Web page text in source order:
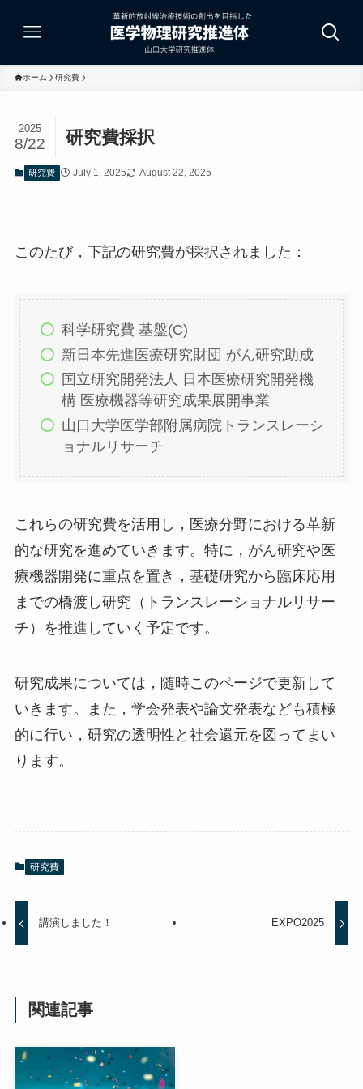
ホーム 研究費
研究費採択
2025
8/22
研究費 July 1, 2025 August 22, 2025
このたび，下記の研究費が採択されました：
科学研究費 基盤(C)
新日本先進医療研究財団 がん研究助成
国立研究開発法人 日本医療研究開発機
構 医療機器等研究成果展開事業
山口大学医学部附属病院トランスレーシ
ョナルリサーチ
これらの研究費を活用し，医療分野における革新
的な研究を進めていきます。特に，がん研究や医
療機器開発に重点を置き，基礎研究から臨床応用
までの橋渡し研究（トランスレーショナルリサー
チ）を推進していく予定です。
研究成果については，随時このページで更新して
いきます。また，学会発表や論文発表なども積極
的に行い，研究の透明性と社会還元を図ってまい
ります。
研究費
講演しました！ EXPO2025
関連記事